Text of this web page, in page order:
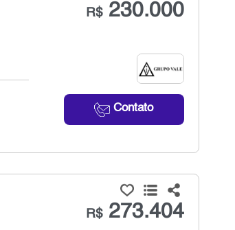
R$230.000
Contato
R$273.404